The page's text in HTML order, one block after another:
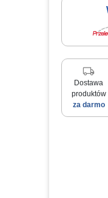
local_shipping
Dostawa
produktów
za darmo